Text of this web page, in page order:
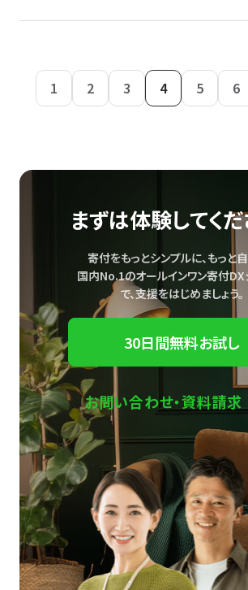
1 2 3 4 5 6
まずは体験してくだ
寄付をもっとシンプルに、もっと
国内No.1のオールインワン寄付DX
で、支援をはじめましょう。
30日間無料お試し
お問い合わせ・資料請求